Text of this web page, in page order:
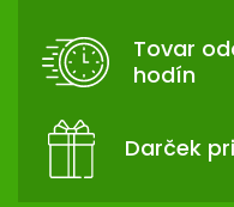
Tovar
hodín
Darček